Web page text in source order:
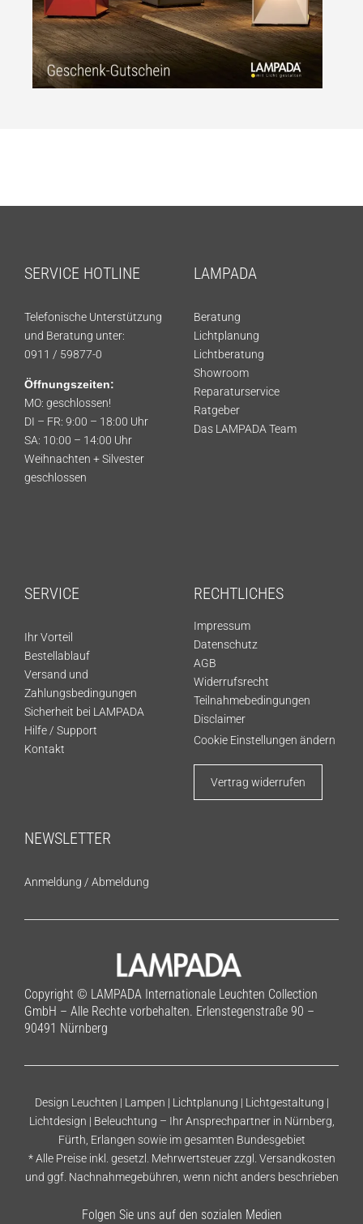
SERVICE HOTLINE
Telefonische Unterstützung
und Beratung unter:
0911 / 59877-0
Öffnungszeiten:
MO: geschlossen!
DI – FR: 9:00 – 18:00 Uhr
SA: 10:00 – 14:00 Uhr
Weihnachten + Silvester
geschlossen
LAMPADA
Beratung
Lichtplanung
Lichtberatung
Showroom
Reparaturservice
Ratgeber
Das LAMPADA Team
SERVICE
Ihr Vorteil
Bestellablauf
Versand und
Zahlungsbedingungen
Sicherheit bei LAMPADA
Hilfe / Support
Kontakt
RECHTLICHES
Impressum
Datenschutz
AGB
Widerrufsrecht
Teilnahmebedingungen
Disclaimer
Cookie Einstellungen ändern
Vertrag widerrufen
NEWSLETTER
Anmeldung / Abmeldung
Copyright © LAMPADA Internationale Leuchten Collection
GmbH – Alle Rechte vorbehalten. Erlenstegenstraße 90 –
90491 Nürnberg
Design Leuchten | Lampen | Lichtplanung | Lichtgestaltung |
Lichtdesign | Beleuchtung – Ihr Ansprechpartner in Nürnberg,
Fürth, Erlangen sowie im gesamten Bundesgebiet
* Alle Preise inkl. gesetzl. Mehrwertsteuer zzgl. Versandkosten
und ggf. Nachnahmegebühren, wenn nicht anders beschrieben
Folgen Sie uns auf den sozialen Medien